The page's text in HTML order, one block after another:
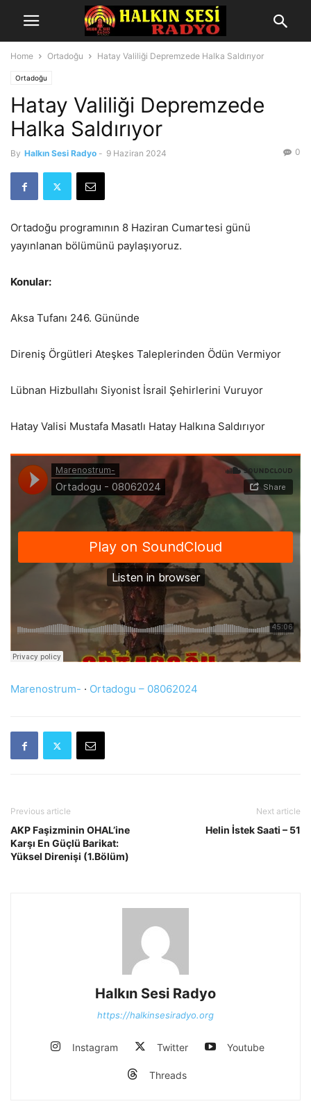
Home Ortadoğu Hatay Valiliği Depremzede Halka Saldırıyor
Ortadoğu
Hatay Valiliği Depremzede
Halka Saldırıyor
By Halkın Sesi Radyo - 9 Haziran 2024 0
Ortadoğu programının 8 Haziran Cumartesi günü
yayınlanan bölümünü paylaşıyoruz.
Konular:
Aksa Tufanı 246. Gününde
Direniş Örgütleri Ateşkes Taleplerinden Ödün Vermiyor
Lübnan Hizbullahı Siyonist İsrail Şehirlerini Vuruyor
Hatay Valisi Mustafa Masatlı Hatay Halkına Saldırıyor
Marenostrum- · Ortadogu – 08062024
Previous article
AKP Faşizminin OHAL’ine
Karşı En Güçlü Barikat:
Yüksel Direnişi (1.Bölüm)
Next article
Helin İstek Saati – 51
Halkın Sesi Radyo
https://halkinsesiradyo.org
Instagram Twitter Youtube
Threads